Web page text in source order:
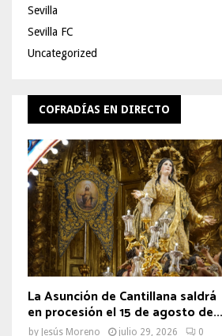
Sevilla
Sevilla FC
Uncategorized
COFRADÍAS EN DIRECTO
La Asunción de Cantillana saldrá
en procesión el 15 de agosto de...
by Jesús Moreno julio 29, 2026 0